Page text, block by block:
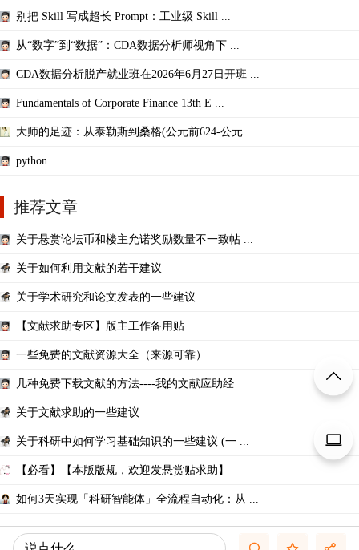
别把 Skill 写成超长 Prompt：工业级 Skill ...
从“数字”到“数据”：CDA数据分析师视角下 ...
CDA数据分析脱产就业班在2026年6月27日开班 ...
Fundamentals of Corporate Finance 13th E ...
大师的足迹：从泰勒斯到桑格(公元前624-公元 ...
python
推荐文章
关于悬赏论坛币和楼主允诺奖励数量不一致帖 ...
关于如何利用文献的若干建议
关于学术研究和论文发表的一些建议
【文献求助专区】版主工作备用贴
一些免费的文献资源大全（来源可靠）
几种免费下载文献的方法----我的文献应助经
关于文献求助的一些建议
关于科研中如何学习基础知识的一些建议 (一 ...
【必看】【本版版规，欢迎发悬赏贴求助】
如何3天实现「科研智能体」全流程自动化：从 ...